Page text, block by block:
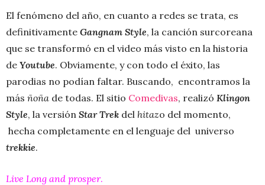
El fenómeno del año, en cuanto a redes se trata, es
definitivamente Gangnam Style, la canción surcoreana
que se transformó en el video más visto en la historia
de Youtube. Obviamente, y con todo el éxito, las
parodias no podían faltar. Buscando, encontramos la
más ñoña de todas. El sitio Comedivas, realizó Klingon
Style, la versión Star Trek del hitazo del momento,
hecha completamente en el lenguaje del universo
trekkie.
Live Long and prosper.